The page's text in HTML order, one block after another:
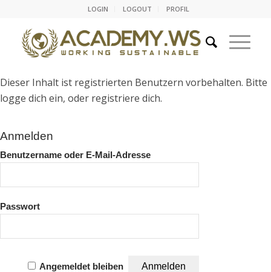
LOGIN LOGOUT PROFIL
Dieser Inhalt ist registrierten Benutzern vorbehalten. Bitte
logge dich ein, oder registriere dich.
Anmelden
Benutzername oder E-Mail-Adresse
Passwort
Angemeldet bleiben